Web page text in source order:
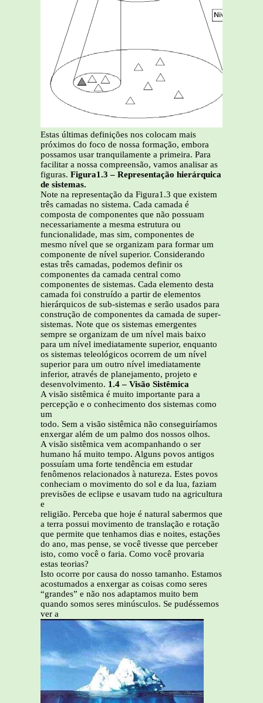
Estas últimas definições nos colocam mais
próximos do foco de nossa formação, embora
possamos usar tranquilamente a primeira. Para
facilitar a nossa compreensão, vamos analisar as
figuras. Figura1.3 – Representação hierárquica
de sistemas.
Note na representação da Figura1.3 que existem
três camadas no sistema. Cada camada é
composta de componentes que não possuam
necessariamente a mesma estrutura ou
funcionalidade, mas sim, componentes de
mesmo nível que se organizam para formar um
componente de nível superior. Considerando
estas três camadas, podemos definir os
componentes da camada central como
componentes de sistemas. Cada elemento desta
camada foi construído a partir de elementos
hierárquicos de sub-sistemas e serão usados para
construção de componentes da camada de super-
sistemas. Note que os sistemas emergentes
sempre se organizam de um nível mais baixo
para um nível imediatamente superior, enquanto
os sistemas teleológicos ocorrem de um nível
superior para um outro nível imediatamente
inferior, através de planejamento, projeto e
desenvolvimento. 1.4 – Visão Sistêmica
A visão sistêmica é muito importante para a
percepção e o conhecimento dos sistemas como
um
todo. Sem a visão sistêmica não conseguiríamos
enxergar além de um palmo dos nossos olhos.
A visão sistêmica vem acompanhando o ser
humano há muito tempo. Alguns povos antigos
possuíam uma forte tendência em estudar
fenômenos relacionados à natureza. Estes povos
conheciam o movimento do sol e da lua, faziam
previsões de eclipse e usavam tudo na agricultura
e
religião. Perceba que hoje é natural sabermos que
a terra possui movimento de translação e rotação
que permite que tenhamos dias e noites, estações
do ano, mas pense, se você tivesse que perceber
isto, como você o faria. Como você provaria
estas teorias?
Isto ocorre por causa do nosso tamanho. Estamos
acostumados a enxergar as coisas como seres
“grandes” e não nos adaptamos muito bem
quando somos seres minúsculos. Se pudéssemos
ver a